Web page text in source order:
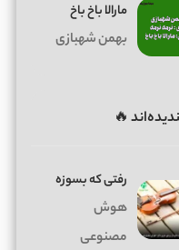
مارالا باخ باخ
بهمن شهبازی
🔥
رفتی که بسوزه
هوش
مصنوعی